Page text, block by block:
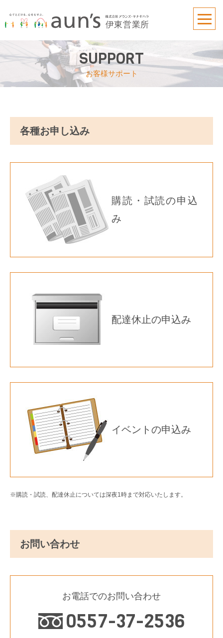
SUPPORT
お客様サポート
各種お申し込み
購読・試読の申込
み
配達休止の申込み
イベントの申込み
※購読・試読、配達休止については深夜1時まで対応いたします。
お問い合わせ
お電話でのお問い合わせ
0557-37-2536